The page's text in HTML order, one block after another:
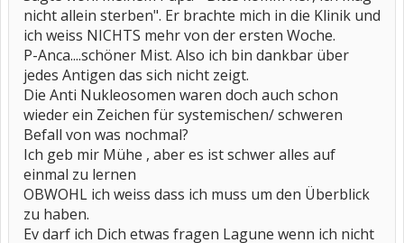
nicht allein sterben". Er brachte mich in die Klinik und
ich weiss NICHTS mehr von der ersten Woche.
P-Anca....schöner Mist. Also ich bin dankbar über
jedes Antigen das sich nicht zeigt.
Die Anti Nukleosomen waren doch auch schon
wieder ein Zeichen für systemischen/ schweren
Befall von was nochmal?
Ich geb mir Mühe , aber es ist schwer alles auf
einmal zu lernen
OBWOHL ich weiss dass ich muss um den Überblick
zu haben.
Ev darf ich Dich etwas fragen Lagune wenn ich nicht